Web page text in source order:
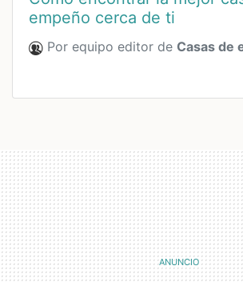
empeño cerca de ti
Por equipo editor de Casas de